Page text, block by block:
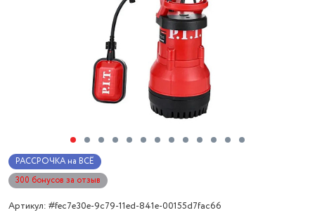
РАССРОЧКА на ВСЁ
300 бонусов за отзыв
Артикул: #fec7e30e-9c79-11ed-841e-00155d7fac66